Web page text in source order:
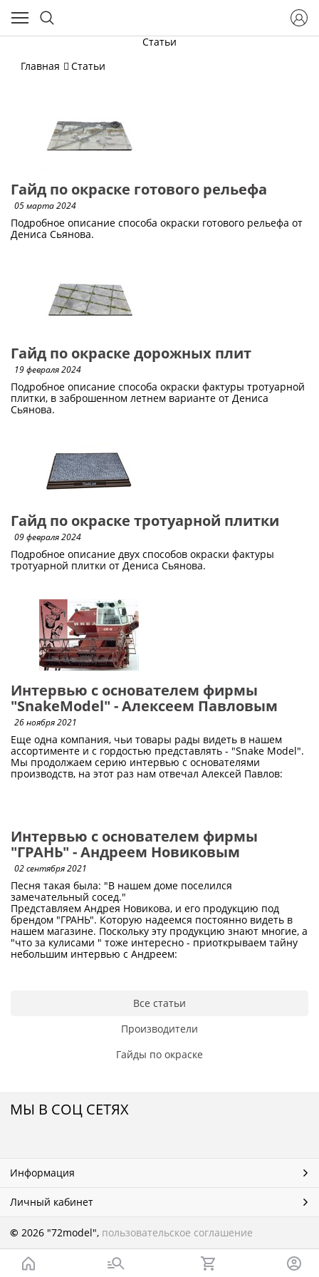
Статьи
Главная
Статьи
Гайд по окраске готового рельефа
05 марта 2024
Подробное описание способа окраски готового рельефа от
Дениса Сьянова.
Гайд по окраске дорожных плит
19 февраля 2024
Подробное описание способа окраски фактуры тротуарной
плитки, в заброшенном летнем варианте от Дениса
Сьянова.
Гайд по окраске тротуарной плитки
09 февраля 2024
Подробное описание двух способов окраски фактуры
тротуарной плитки от Дениса Сьянова.
Интервью с основателем фирмы
"SnakeModel" - Алексеем Павловым
26 ноября 2021
Еще одна компания, чьи товары рады видеть в нашем
ассортименте и с гордостью представлять - "Snake Model".
Мы продолжаем серию интервью с основателями
производств, на этот раз нам отвечал Алексей Павлов:
Интервью с основателем фирмы
"ГРАНЬ" - Андреем Новиковым
02 сентября 2021
Песня такая была: "В нашем доме поселился
замечательный сосед."
Представляем Андрея Новикова, и его продукцию под
брендом "ГРАНЬ". Которую надеемся постоянно видеть в
нашем магазине. Поскольку эту продукцию знают многие, а
"что за кулисами " тоже интересно - приоткрываем тайну
небольшим интервью с Андреем:
Все статьи
Производители
Гайды по окраске
МЫ В СОЦ СЕТЯХ
Информация
Личный кабинет
© 2026 "72model", пользовательское соглашение